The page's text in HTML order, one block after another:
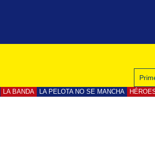
LA BANDA LA PELOTA NO SE MANCHA